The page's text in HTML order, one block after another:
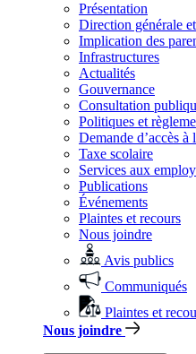
Présentation
Direction générale
Implication des
Infrastructures
Actualités
Gouvernance
Consultation
Politiques et
Demande d’accès à
Taxe scolaire
Services aux
Publications
Événements
Plaintes et recours
Nous joindre
Avis publics
Communiqués
Plaintes et
Nous joindre